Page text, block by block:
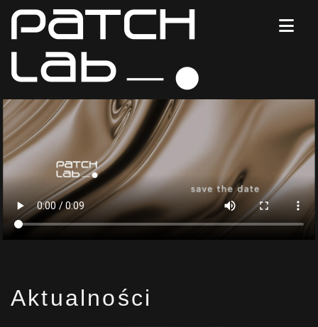
Aktualności